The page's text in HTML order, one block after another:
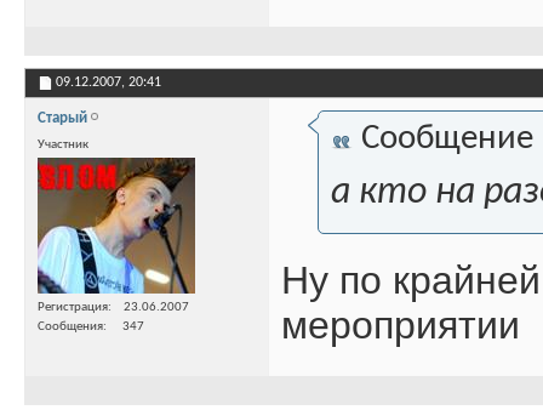
09.12.2007, 20:41
Старый
Участник
Регистрация
23.06.2007
Сообщения
347
Сообщение
а кто на
Ну по
мероприятии